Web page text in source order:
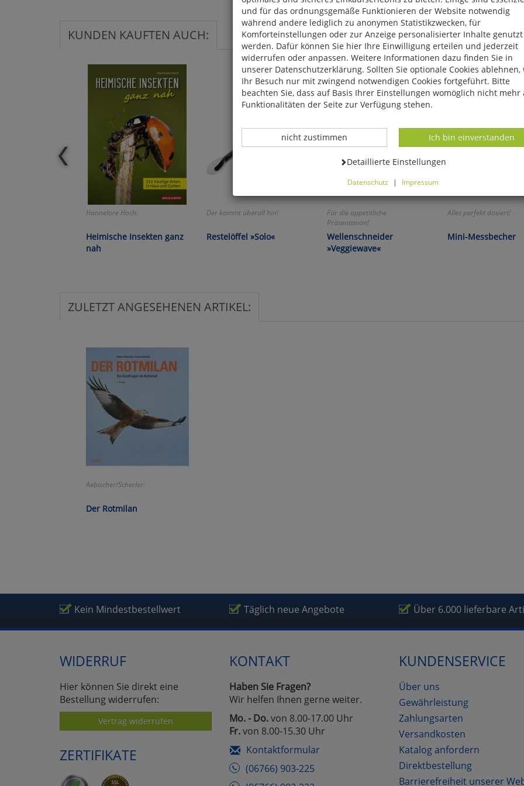
KUNDEN KAUFTEN AUCH:
Hannelore Hoch:
Heimische Insekten ganz
nah
Der kommt überall hin!
Restelöffel »Solo«
Für die appetitliche
Präsentation!
Wellenschneider
»Veggiewave«
Alles perfekt dosiert!
Mini-Messbecher
ZULETZT ANGESEHENEN ARTIKEL:
Aebischer/Scherler:
Der Rotmilan
Kein Mindestbestellwert Täglich neue Angebote Über 6.000 lieferbare
WIDERRUF
Hier können Sie direkt eine
Bestellung widerrufen:
Vertrag widerrufen
ZERTIFIKATE
KONTAKT
Haben Sie Fragen?
Wir helfen Ihnen gerne weiter.
Mo. - Do.von 8.00-17.00 Uhr
Fr.von 8.00-15.30 Uhr
Kontaktformular
(06766) 903-225
KUNDENSERVICE
Über uns
Gewährleistung
Zahlungsarten
Versandkosten
Katalog anfordern
Direktbestellung
Barrierefreiheit unserer
und für das ordnungsgemäße Funktionieren der Website notwendig
während andere lediglich zu anonymen Statistikzwecken, für
Komforteinstellungen oder zur Anzeige personalisierter Inhalte genutzt
werden. Dafür können Sie hier Ihre Einwilligung erteilen und jederzeit
widerrufen oder anpassen. Weitere Informationen dazu finden Sie in
unserer Datenschutzerklärung. Sollten Sie optionale Cookies ablehnen,
Ihr Besuch nur mit zwingend notwendigen Cookies fortgeführt. Bitte
beachten Sie, dass auf Basis Ihrer Einstellungen womöglich nicht mehr
Funktionalitäten der Seite zur Verfügung stehen.
Datenverarbeitung -
Ich bin einverstanden
Datenverarbeitung -
nicht zustimmen
Datenverarbeitung -
Detaillierte Einstellungen
Datenschutz | Impressum
Cookies ablehnen, wird Ihr Besuch nur mit zwingend notwendigen
fortgeführt. Bitte beachten Sie, dass auf Basis Ihrer Einstellungen
nicht mehr alle Funktionalitäten der Seite zur Verfügung stehen.
Selbstverständlich können Sie die Einstellungen jederzeit widerrufen